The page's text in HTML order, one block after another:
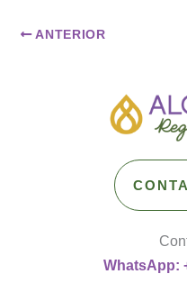
ANTERIOR
WhatsApp: